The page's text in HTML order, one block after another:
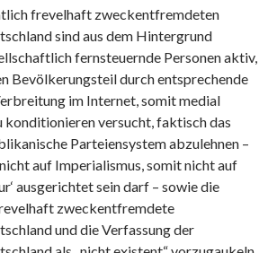
frevelhaft zweckentfremdeten
sind aus dem Hintergrund
fernsteuernde Personen aktiv,
Bevölkerungsteil durch entsprechende
im Internet, somit medial
konditionieren versucht, faktisch das
Parteiensystem abzulehnen –
auf Imperialismus, somit nicht auf
ausgerichtet sein darf – sowie die
zweckentfremdete
und die Verfassung der